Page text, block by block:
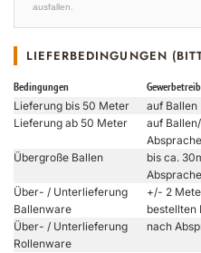
ausfallen.
LIEFERBEDINGUNGEN
Bedingungen
Lieferung bis 50 Meter auf Ballen
Lieferung ab 50 Meter
auf
Übergroße Ballen
bis ca.
Über- / Unterlieferung
Ballenware
+/- 2
bestellten
Über- / Unterlieferung
Rollenware
nach